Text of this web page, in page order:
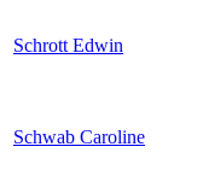
Schrott Edwin
Schwab Caroline